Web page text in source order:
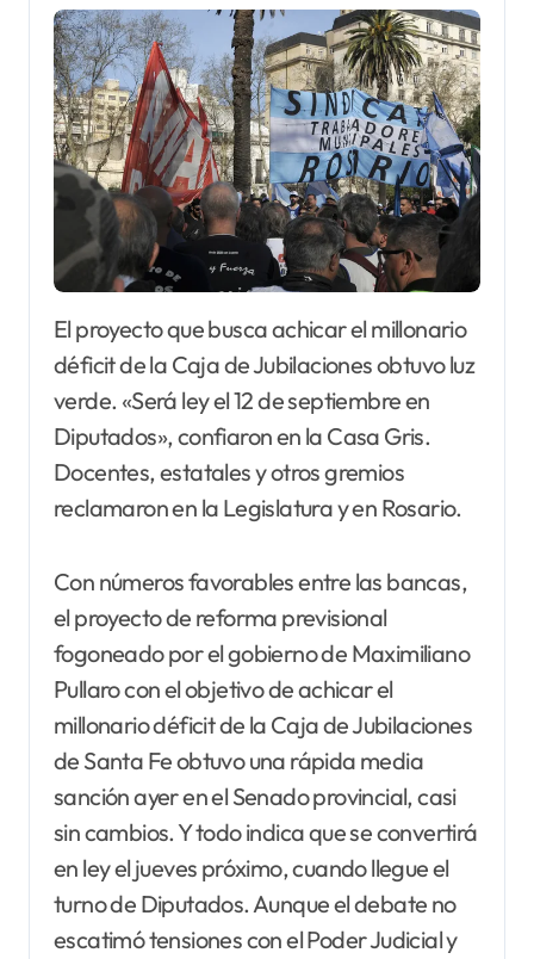
El proyecto que busca achicar el millonario
déficit de la Caja de Jubilaciones obtuvo luz
verde. «Será ley el 12 de septiembre en
Diputados», confiaron en la Casa Gris.
Docentes, estatales y otros gremios
reclamaron en la Legislatura y en Rosario.
Con números favorables entre las bancas,
el proyecto de reforma previsional
fogoneado por el gobierno de Maximiliano
Pullaro con el objetivo de achicar el
millonario déficit de la Caja de Jubilaciones
de Santa Fe obtuvo una rápida media
sanción ayer en el Senado provincial, casi
sin cambios. Y todo indica que se convertirá
en ley el jueves próximo, cuando llegue el
turno de Diputados. Aunque el debate no
escatimó tensiones con el Poder Judicial y